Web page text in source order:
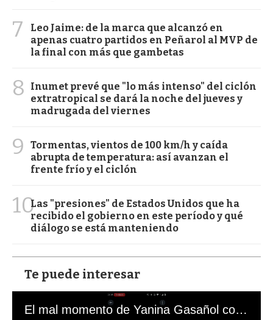
7
Leo Jaime: de la marca que alcanzó en
apenas cuatro partidos en Peñarol al MVP de
la final con más que gambetas
8
Inumet prevé que "lo más intenso" del ciclón
extratropical se dará la noche del jueves y
madrugada del viernes
9
Tormentas, vientos de 100 km/h y caída
abrupta de temperatura: así avanzan el
frente frío y el ciclón
10Las "presiones" de Estados Unidos que ha
recibido el gobierno en este período y qué
diálogo se está manteniendo
Te puede interesar
El mal momento de Yanina Gasañol con un hincha argentino en "Subrayado"